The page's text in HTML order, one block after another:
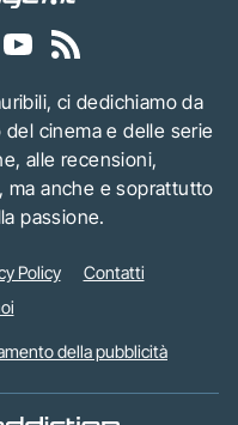
ci dedichiamo da
cinema e delle serie
alle recensioni,
ma anche e soprattutto
passione.
Policy
Contatti
della pubblicità